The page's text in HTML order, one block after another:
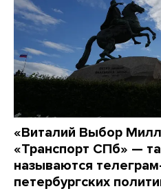
«Виталий Выбор
«Транспорт СПб» —
называются
петербургских